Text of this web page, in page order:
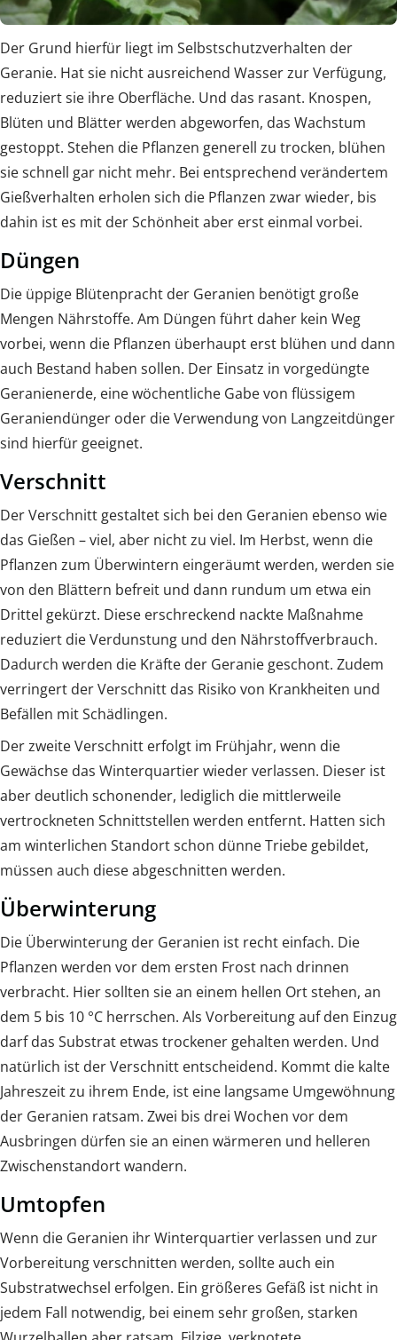
Der Grund hierfür liegt im Selbstschutzverhalten der
Geranie. Hat sie nicht ausreichend Wasser zur Verfügung,
reduziert sie ihre Oberfläche. Und das rasant. Knospen,
Blüten und Blätter werden abgeworfen, das Wachstum
gestoppt. Stehen die Pflanzen generell zu trocken, blühen
sie schnell gar nicht mehr. Bei entsprechend verändertem
Gießverhalten erholen sich die Pflanzen zwar wieder, bis
dahin ist es mit der Schönheit aber erst einmal vorbei.
Düngen
Die üppige Blütenpracht der Geranien benötigt große
Mengen Nährstoffe. Am Düngen führt daher kein Weg
vorbei, wenn die Pflanzen überhaupt erst blühen und dann
auch Bestand haben sollen. Der Einsatz in vorgedüngte
Geranienerde, eine wöchentliche Gabe von flüssigem
Geraniendünger oder die Verwendung von Langzeitdünger
sind hierfür geeignet.
Verschnitt
Der Verschnitt gestaltet sich bei den Geranien ebenso wie
das Gießen – viel, aber nicht zu viel. Im Herbst, wenn die
Pflanzen zum Überwintern eingeräumt werden, werden sie
von den Blättern befreit und dann rundum um etwa ein
Drittel gekürzt. Diese erschreckend nackte Maßnahme
reduziert die Verdunstung und den Nährstoffverbrauch.
Dadurch werden die Kräfte der Geranie geschont. Zudem
verringert der Verschnitt das Risiko von Krankheiten und
Befällen mit Schädlingen.
Der zweite Verschnitt erfolgt im Frühjahr, wenn die
Gewächse das Winterquartier wieder verlassen. Dieser ist
aber deutlich schonender, lediglich die mittlerweile
vertrockneten Schnittstellen werden entfernt. Hatten sich
am winterlichen Standort schon dünne Triebe gebildet,
müssen auch diese abgeschnitten werden.
Überwinterung
Die Überwinterung der Geranien ist recht einfach. Die
Pflanzen werden vor dem ersten Frost nach drinnen
verbracht. Hier sollten sie an einem hellen Ort stehen, an
dem 5 bis 10 °C herrschen. Als Vorbereitung auf den Einzug
darf das Substrat etwas trockener gehalten werden. Und
natürlich ist der Verschnitt entscheidend. Kommt die kalte
Jahreszeit zu ihrem Ende, ist eine langsame Umgewöhnung
der Geranien ratsam. Zwei bis drei Wochen vor dem
Ausbringen dürfen sie an einen wärmeren und helleren
Zwischenstandort wandern.
Umtopfen
Wenn die Geranien ihr Winterquartier verlassen und zur
Vorbereitung verschnitten werden, sollte auch ein
Substratwechsel erfolgen. Ein größeres Gefäß ist nicht in
jedem Fall notwendig, bei einem sehr großen, starken